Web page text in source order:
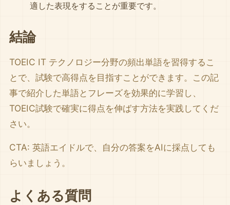
適した表現をすることが重要です。
結論
TOEIC IT テクノロジー分野の頻出単語を習得するこ
とで、試験で高得点を目指すことができます。この記
事で紹介した単語とフレーズを効果的に学習し、
TOEIC試験で確実に得点を伸ばす方法を実践してくだ
さい。
CTA: 英語エイドルで、自分の答案をAIに採点しても
らいましょう。
よくある質問